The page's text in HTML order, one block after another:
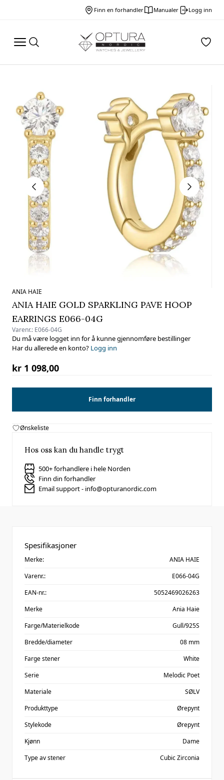
Finn en forhandler Manualer Logg inn
ANIA HAIE
ANIA HAIE GOLD SPARKLING PAVE HOOP
EARRINGS E066-04G
Varenr.: E066-04G
Du må være logget inn for å kunne gjennomføre bestillinger
Har du allerede en konto? Logg inn
kr 1 098,00
Finn forhandler
Ønskeliste
Hos oss kan du handle trygt
500+ forhandlere i hele Norden
Finn din forhandler
Email support - info@opturanordic.com
Spesifikasjoner
Merke:
ANIA HAIE
Varenr.:
E066-04G
EAN-nr.:
5052469026263
Merke
Ania Haie
Farge/Materielkode
Gull/925S
Bredde/diameter
08 mm
Farge stener
White
Serie
Melodic Poet
Materiale
SØLV
Produkttype
Ørepynt
Stylekode
Ørepynt
Kjønn
Dame
Type av stener
Cubic Zirconia